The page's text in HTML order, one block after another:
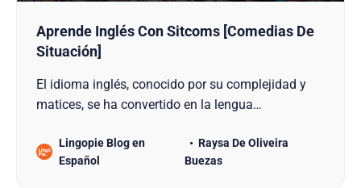
Aprende Inglés Con Sitcoms [Comedias De
Situación]
El idioma inglés, conocido por su complejidad y
matices, se ha convertido en la lengua
Aprender inglés puede ser tanto una tarea
emocionante como desafiante. Tabla De
Lingopie Blog en
Español
Raysa De Oliveira
Buezas